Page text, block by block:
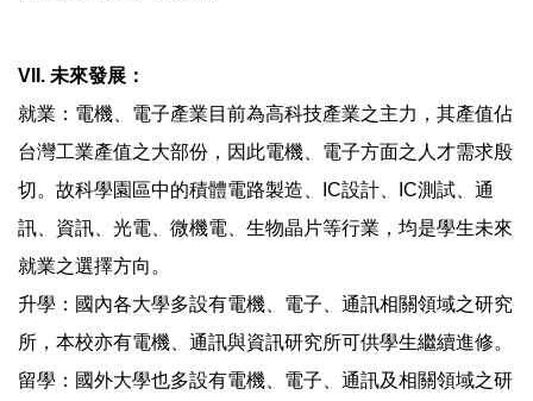
VII. 未來發展：
就業：電機、電子產業目前為高科技產業之主力，其產值佔
台灣工業產值之大部份，因此電機、電子方面之人才需求殷
切。故科學園區中的積體電路製造、IC設計、IC測試、通
訊、資訊、光電、微機電、生物晶片等行業，均是學生未來
就業之選擇方向。
升學：國內各大學多設有電機、電子、通訊相關領域之研究
所，本校亦有電機、通訊與資訊研究所可供學生繼續進修。
留學：國外大學也多設有電機、電子、通訊及相關領域之研